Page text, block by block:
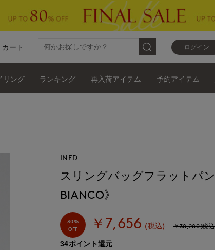
ログイン
カート
リング ランキング 再入荷アイテム 予約アイテム
INED
スリングバッグフラットパ
BIANCO》
80%
OFF
￥7,656 (税込) ￥38,280(税
34ポイント還元